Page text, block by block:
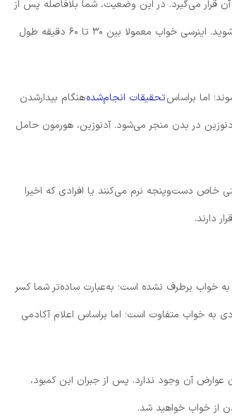
قرار می‌گیرد. در این وضعیت، شما بلافاصله پس از
بیدارشدن با احساس گیجی، تمایل به خواب مجدد و حتی اختلال شناختی مواجه می‌شوید. اینرسی خواب معمولا بین ۳۰ تا ۶۰ دقیقه طول
اما براساستحقیقات انجام‌شدههنگام بیدارشدن
در بدن منجر می‌شود. آدنوزین، هورمون حامل
خاص دست‌وپنجه نرم می‌کنند یا افرادی که اخیرا
دارند.
خواب برطرف نشده است؛ به‌عبارت ساده‌تر شما کسر
به خواب متفاوت است؛ اما براساس اعلام آکادمی
آن وجود ندارد. پس از جبران این کمبود،
از خواب خواهید شد.